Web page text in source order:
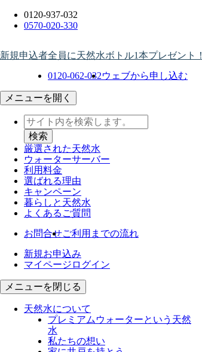
0120-937-032
0570-020-330
新規申込者全員に天然水ボトル1本プレゼント！
0120-062-032ウェブから申し込む
メニューを開く
厳選された天然水
ウォーターサーバー
利用料金
選ばれる理由
キャンペーン
暮らしと天然水
よくあるご質問
お問合せご利用までの流れ
新規お申込み
マイページログイン
メニューを閉じる
天然水について
プレミアムウォーターという天然
水
私たちの想い